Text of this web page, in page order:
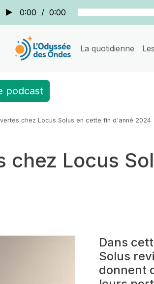
0:00 / 0:00
La quotidienne
podcast
chez Locus Solus en cette fin d'anné 2024
chez Locus
Dans
Solus
donnent